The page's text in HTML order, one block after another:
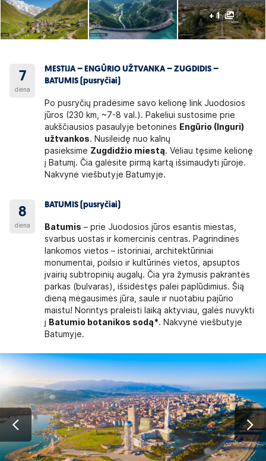
+ 1
7
diena
MESTIJA – ENGŪRIO UŽTVANKA – ZUGDIDIS –
BATUMIS (pusryčiai)
Po pusryčių pradėsime savo kelionę link Juodosios
jūros (230 km, ~7-8 val.). Pakeliui sustosime prie
aukščiausios pasaulyje betoninės Engūrio (Inguri)
užtvankos. Nusileidę nuo kalnų
pasieksime Zugdidžio miestą. Vėliau tęsime kelionę
į Batumį. Čia galėsite pirmą kartą išsimaudyti jūroje.
Nakvynė viešbutyje Batumyje.
8
diena
BATUMIS (pusryčiai)
Batumis – prie Juodosios jūros esantis miestas,
svarbus uostas ir komercinis centras. Pagrindinės
lankomos vietos – istoriniai, architektūriniai
monumentai, poilsio ir kultūrinės vietos, apsuptos
įvairių subtropinių augalų. Čia yra žymusis pakrantės
parkas (bulvaras), išsidėstęs palei paplūdimius. Šią
dieną mėgausimės jūra, saule ir nuotabiu pajūrio
maistu! Norintys praleisti laiką aktyviau, galės nuvykti
į Batumio botanikos sodą*. Nakvynė viešbutyje
Batumyje.